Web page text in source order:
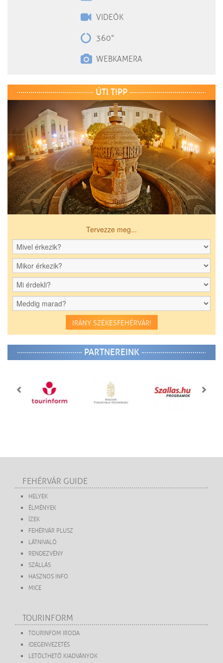
VIDEÓK
360°
WEBKAMERA
ÚTI TIPP
Tervezze meg...
IRÁNY SZÉKESFEHÉRVÁR!
PARTNEREINK
FEHÉRVÁR GUIDE
HELYEK
ÉLMÉNYEK
ÍZEK
FEHÉRVÁR PLUSZ
LÁTNIVALÓ
RENDEZVÉNY
SZÁLLÁS
HASZNOS INFO
MICE
TOURINFORM
TOURINFOM IRODA
IDEGENVEZETÉS
LETÖLTHETŐ KIADVÁNYOK